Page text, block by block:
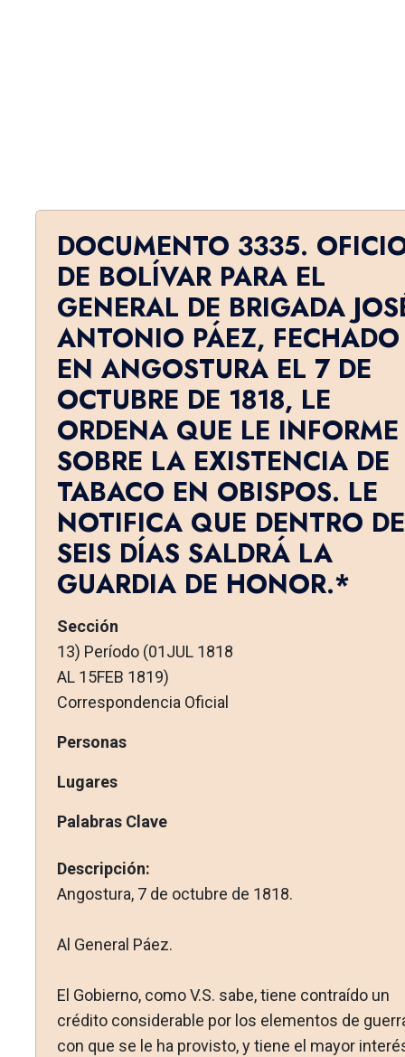
DOCUMENTO 3335.
DE BOLÍVAR PARA EL
GENERAL DE BRIGADA
ANTONIO PÁEZ, FECHADO
EN ANGOSTURA EL 7 DE
OCTUBRE DE 1818, LE
ORDENA QUE LE INFORME
SOBRE LA EXISTENCIA DE
TABACO EN OBISPOS. LE
NOTIFICA QUE DENTRO DE
SEIS DÍAS SALDRÁ LA
GUARDIA DE HONOR.*
Sección
13) Período (01JUL 1818
AL 15FEB 1819)
Correspondencia Oficial
Personas
Lugares
Palabras Clave
Descripción:
Angostura, 7 de octubre de 1818.
Al General Páez.
El Gobierno, como V.S. sabe, tiene contraído un
crédito con­siderable por los elementos de
con que se le ha provisto, y tiene el mayor